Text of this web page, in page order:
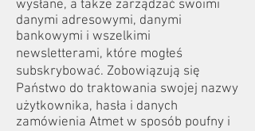
wysłane, a także zarządzać swoimi
danymi adresowymi, danymi
bankowymi i wszelkimi
newsletterami, które mogłeś
subskrybować. Zobowiązują się
Państwo do traktowania swojej nazwy
użytkownika, hasła i danych
zamówienia Atmet w sposób poufny i